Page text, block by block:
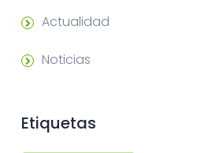
Actualidad
Noticias
Etiquetas